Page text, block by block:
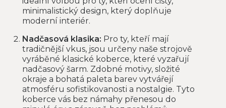
minimalistický design, který doplňuje
moderní interiér.
Nadčasová klasika: Pro ty, kteří mají
tradičnější vkus, jsou určeny naše strojově
vyráběné klasické koberce, které vyzařují
nadčasový šarm. Zdobné motivy, složité
okraje a bohatá paleta barev vytvářejí
atmosféru sofistikovanosti a nostalgie. Tyto
koberce vás bez námahy přenesou do